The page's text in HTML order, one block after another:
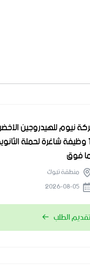
نيوم للهيدروجين
14 وظيفة شاغرة لحملة
فوق
منطقة تبوك
تقديم الطلب